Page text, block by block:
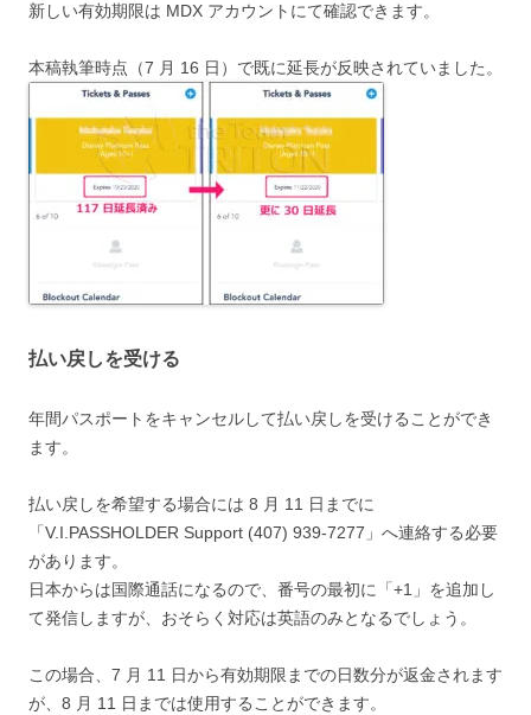
新しい有効期限は MDX アカウントにて確認できます。
本稿執筆時点（7 月 16 日）で既に延長が反映されていました。
払い戻しを受ける
年間パスポートをキャンセルして払い戻しを受けることができ
ます。
払い戻しを希望する場合には 8 月 11 日までに
「V.I.PASSHOLDER Support (407) 939-7277」へ連絡する必要
があります。
日本からは国際通話になるので、番号の最初に「+1」を追加し
て発信しますが、おそらく対応は英語のみとなるでしょう。
この場合、 7 月 11 日から有効期限までの日数分が返金されます
が、8 月 11 日までは使用することができます。